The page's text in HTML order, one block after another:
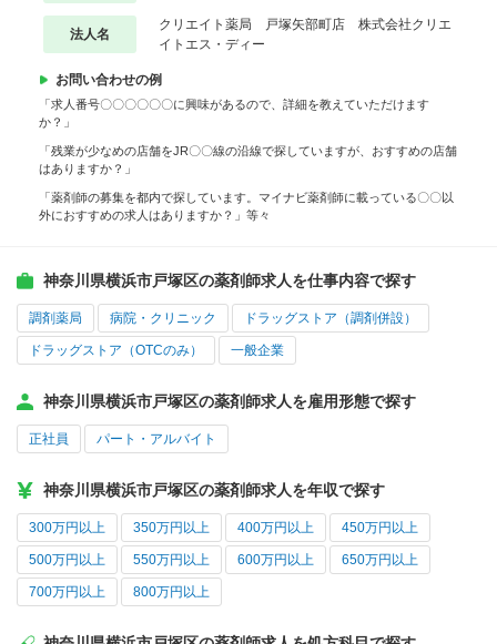
法人名
クリエイト薬局 戸塚矢部町店 株式会社クリエ
イトエス・ディー
お問い合わせの例
「求人番号〇〇〇〇〇〇に興味があるので、詳細を教えていただけます
か？」
「残業が少なめの店舗をJR〇〇線の沿線で探していますが、おすすめの店舗
はありますか？」
「薬剤師の募集を都内で探しています。マイナビ薬剤師に載っている〇〇以
外におすすめの求人はありますか？」等々
神奈川県横浜市戸塚区の薬剤師求人を仕事内容で探す
調剤薬局 病院・クリニック ドラッグストア（調剤併設）
ドラッグストア（OTCのみ） 一般企業
神奈川県横浜市戸塚区の薬剤師求人を雇用形態で探す
正社員 パート・アルバイト
神奈川県横浜市戸塚区の薬剤師求人を年収で探す
300万円以上 350万円以上 400万円以上 450万円以上
500万円以上 550万円以上 600万円以上 650万円以上
700万円以上 800万円以上